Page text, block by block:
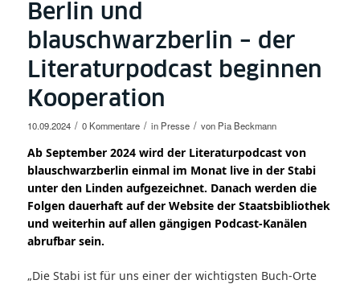
Berlin und
blauschwarzberlin – der
Literaturpodcast beginnen
Kooperation
10.09.2024 / 0 Kommentare / in Presse / von Pia Beckmann
Ab September 2024 wird der Literaturpodcast von
blauschwarzberlin einmal im Monat live in der Stabi
unter den Linden aufgezeichnet. Danach werden die
Folgen dauerhaft auf der Website der Staatsbibliothek
und weiterhin auf allen gängigen Podcast-Kanälen
abrufbar sein.
„Die Stabi ist für uns einer der wichtigsten Buch-Orte